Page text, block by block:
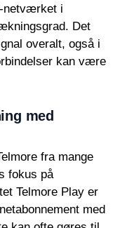
netværket i
Det
overalt, også i
kan være
med
fra mange
fokus på
Telmore Play er
med